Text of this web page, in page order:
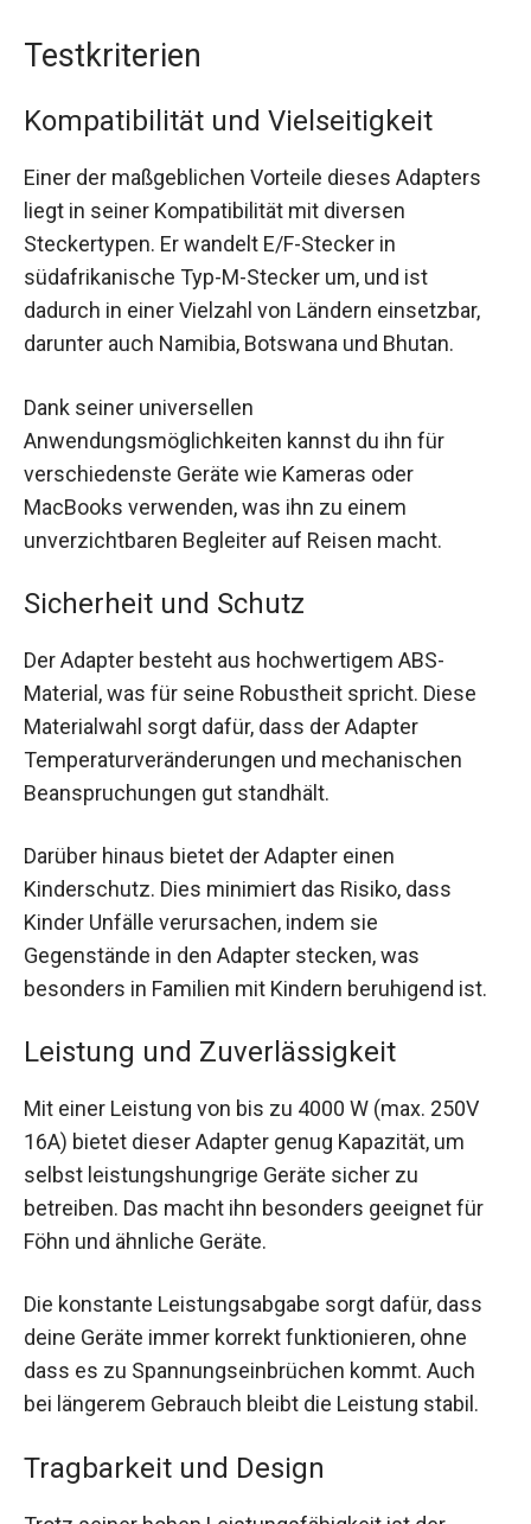
Testkriterien
Kompatibilität und Vielseitigkeit
Einer der maßgeblichen Vorteile dieses Adapters
liegt in seiner Kompatibilität mit diversen
Steckertypen. Er wandelt E/F-Stecker in
südafrikanische Typ-M-Stecker um, und ist
dadurch in einer Vielzahl von Ländern einsetzbar,
darunter auch Namibia, Botswana und Bhutan.
Dank seiner universellen
Anwendungsmöglichkeiten kannst du ihn für
verschiedenste Geräte wie Kameras oder
MacBooks verwenden, was ihn zu einem
unverzichtbaren Begleiter auf Reisen macht.
Sicherheit und Schutz
Der Adapter besteht aus hochwertigem ABS-
Material, was für seine Robustheit spricht. Diese
Materialwahl sorgt dafür, dass der Adapter
Temperaturveränderungen und mechanischen
Beanspruchungen gut standhält.
Darüber hinaus bietet der Adapter einen
Kinderschutz. Dies minimiert das Risiko, dass
Kinder Unfälle verursachen, indem sie
Gegenstände in den Adapter stecken, was
besonders in Familien mit Kindern beruhigend ist.
Leistung und Zuverlässigkeit
Mit einer Leistung von bis zu 4000 W (max. 250V
16A) bietet dieser Adapter genug Kapazität, um
selbst leistungshungrige Geräte sicher zu
betreiben. Das macht ihn besonders geeignet für
Föhn und ähnliche Geräte.
Die konstante Leistungsabgabe sorgt dafür, dass
deine Geräte immer korrekt funktionieren, ohne
dass es zu Spannungseinbrüchen kommt. Auch
bei längerem Gebrauch bleibt die Leistung stabil.
Tragbarkeit und Design